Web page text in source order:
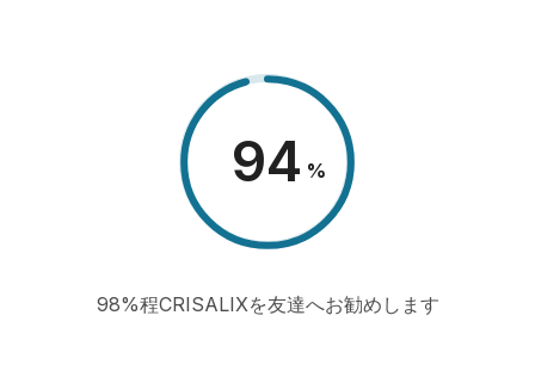
98 %
98%程CRISALIXを友達へお勧めします